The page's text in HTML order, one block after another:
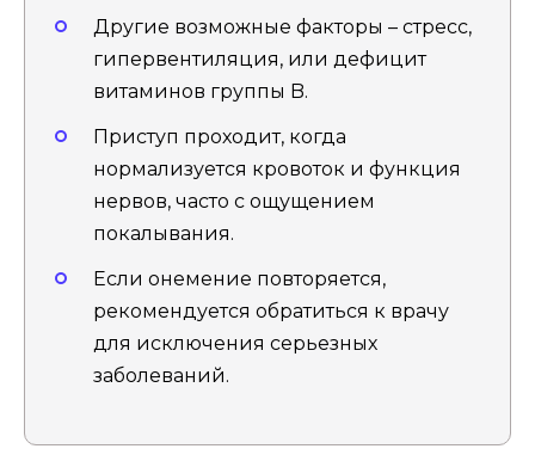
Другие возможные факторы – стресс,
гипервентиляция, или дефицит
витаминов группы B.
Приступ проходит, когда
нормализуется кровоток и функция
нервов, часто с ощущением
покалывания.
Если онемение повторяется,
рекомендуется обратиться к врачу
для исключения серьезных
заболеваний.